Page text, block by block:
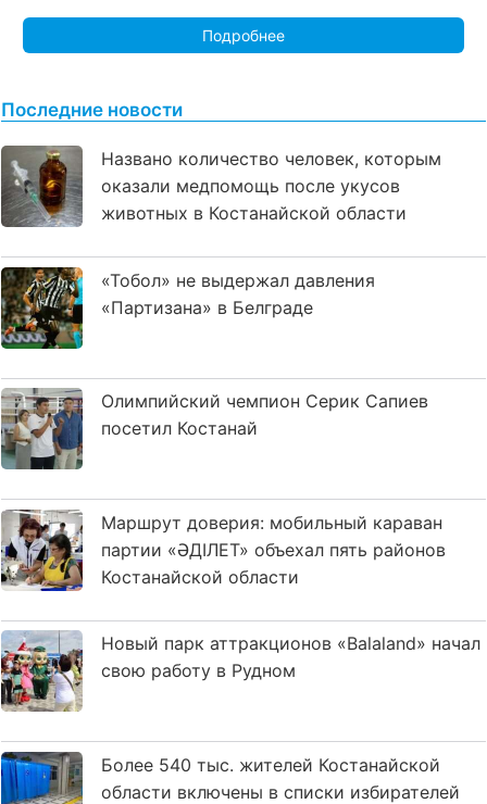
Подробнее
Последние новости
Названо количество человек, которым
оказали медпомощь после укусов
животных в Костанайской области
«Тобол» не выдержал давления
«Партизана» в Белграде
Олимпийский чемпион Серик Сапиев
посетил Костанай
Маршрут доверия: мобильный караван
партии «ӘДІЛЕТ» объехал пять районов
Костанайской области
Новый парк аттракционов «Balaland» начал
свою работу в Рудном
Более 540 тыс. жителей Костанайской
области включены в списки избирателей